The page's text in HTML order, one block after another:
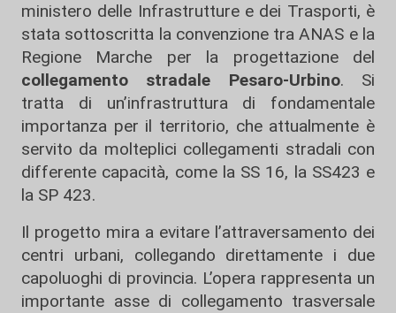
ministero delle Infrastrutture e dei Trasporti, è
stata sottoscritta la convenzione tra ANAS e la
Regione Marche per la progettazione del
collegamento stradale Pesaro-Urbino. Si
tratta di un’infrastruttura di fondamentale
importanza per il territorio, che attualmente è
servito da molteplici collegamenti stradali con
differente capacità, come la SS 16, la SS423 e
la SP 423.
​Il progetto mira a evitare l’attraversamento dei
centri urbani, collegando direttamente i due
capoluoghi di provincia. L’opera rappresenta un
importante asse di collegamento trasversale